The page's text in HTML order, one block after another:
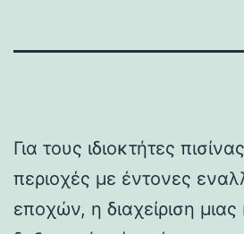
Για τους ιδιοκτήτες
περιοχές με έντονες
εποχών, η διαχείριση